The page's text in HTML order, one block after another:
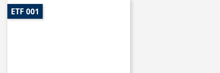
ETF 001